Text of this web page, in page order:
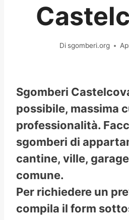
Di sgomberi.org
Sgomberi
possibile, massima
professionalità.
sgomberi di
cantine, ville,
comune.
Per richiedere un
compila il form